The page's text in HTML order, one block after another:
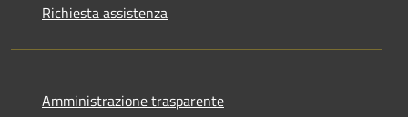
Richiesta assistenza
Amministrazione trasparente